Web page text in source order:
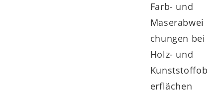
Farb- und
Maserabwei
chungen bei
Holz- und
Kunststoffob
erflächen